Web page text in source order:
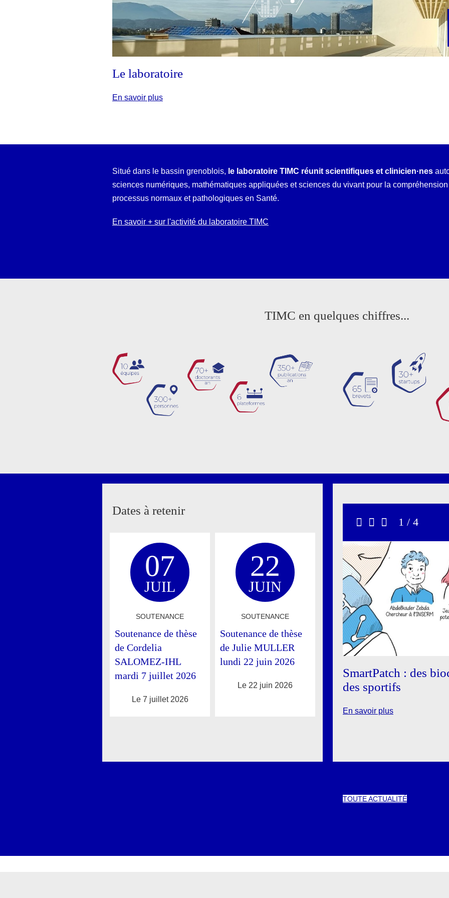
Le laboratoire
En savoir plus
Situé dans le bassin grenoblois, le laboratoire TIMC réunit scientifiques et clinicien·nes
sciences numériques, mathématiques appliquées et sciences du vivant pour la
processus normaux et pathologiques en Santé.
En savoir + sur l'activité du laboratoire TIMC
TIMC en quelques chiffres...
Dates à retenir
07
JUIL
SOUTENANCE
Soutenance de thèse
de Cordelia
SALOMEZ-IHL
mardi 7 juillet 2026
Le 7 juillet 2026
22
JUIN
SOUTENANCE
Soutenance de thèse
de Julie MULLER
lundi 22 juin 2026
Le 22 juin 2026
Précédent
StopSuivant
1 / 4
SmartPatch : des
des sportifs
En savoir plus
TOUTE ACTUALITÉ